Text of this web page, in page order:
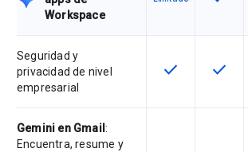
Workspace
Seguridad y
privacidad de nivel
empresarial
Esta función
check Esta
check
Gemini en Gmail :
Encuentra, resume y